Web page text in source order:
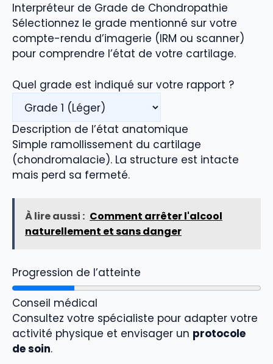
Interpréteur de Grade de Chondropathie
Sélectionnez le grade mentionné sur votre
compte-rendu d’imagerie (IRM ou scanner)
pour comprendre l’état de votre cartilage.
Quel grade est indiqué sur votre rapport ?
Description de l’état anatomique
Simple ramollissement du cartilage
(chondromalacie). La structure est intacte
mais perd sa fermeté.
À lire aussi : Comment arrêter l'alcool
naturellement et sans danger
Progression de l’atteinte
Conseil médical
Consultez votre spécialiste pour adapter votre
activité physique et envisager un protocole
de soin.